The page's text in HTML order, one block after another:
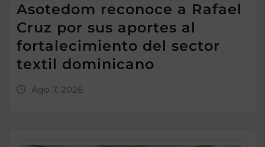
Asotedom reconoce a Rafael
Cruz por sus aportes al
fortalecimiento del sector
textil dominicano
Ago 7, 2026